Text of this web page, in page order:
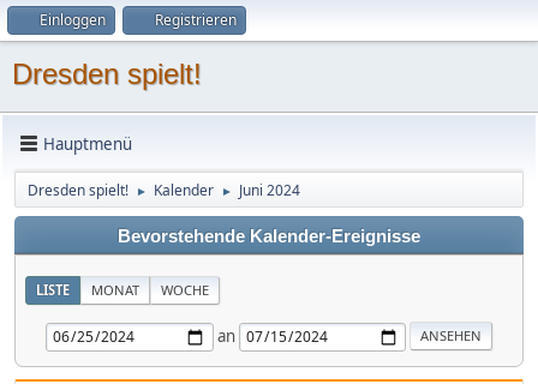
Einloggen Registrieren
Dresden spielt!
Hauptmenü
Dresden spielt! ► Kalender ► Juni 2024
Bevorstehende Kalender-Ereignisse
LISTE MONAT WOCHE
an